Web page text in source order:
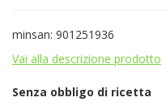
minsan: 901251936
Vai alla descrizione prodotto
Senza obbligo di ricetta